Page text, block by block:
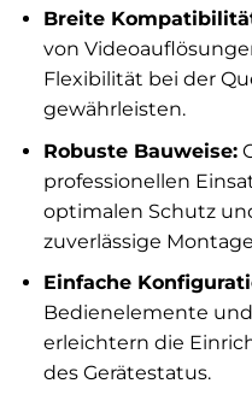
Breite
von
Flexibilität bei der
gewährleisten.
Robuste Bauweise:
professionellen
optimalen Schutz
zuverlässige
Einfache
Bedienelemente
erleichtern die
des Gerätestatus.